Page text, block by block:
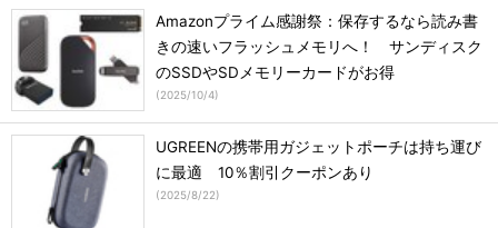
Amazonプライム感謝祭：保存するなら読み書
きの速いフラッシュメモリへ！ サンディスク
のSSDやSDメモリーカードがお得
(2025/10/4)
UGREENの携帯用ガジェットポーチは持ち運び
に最適 10％割引クーポンあり
(2025/8/22)